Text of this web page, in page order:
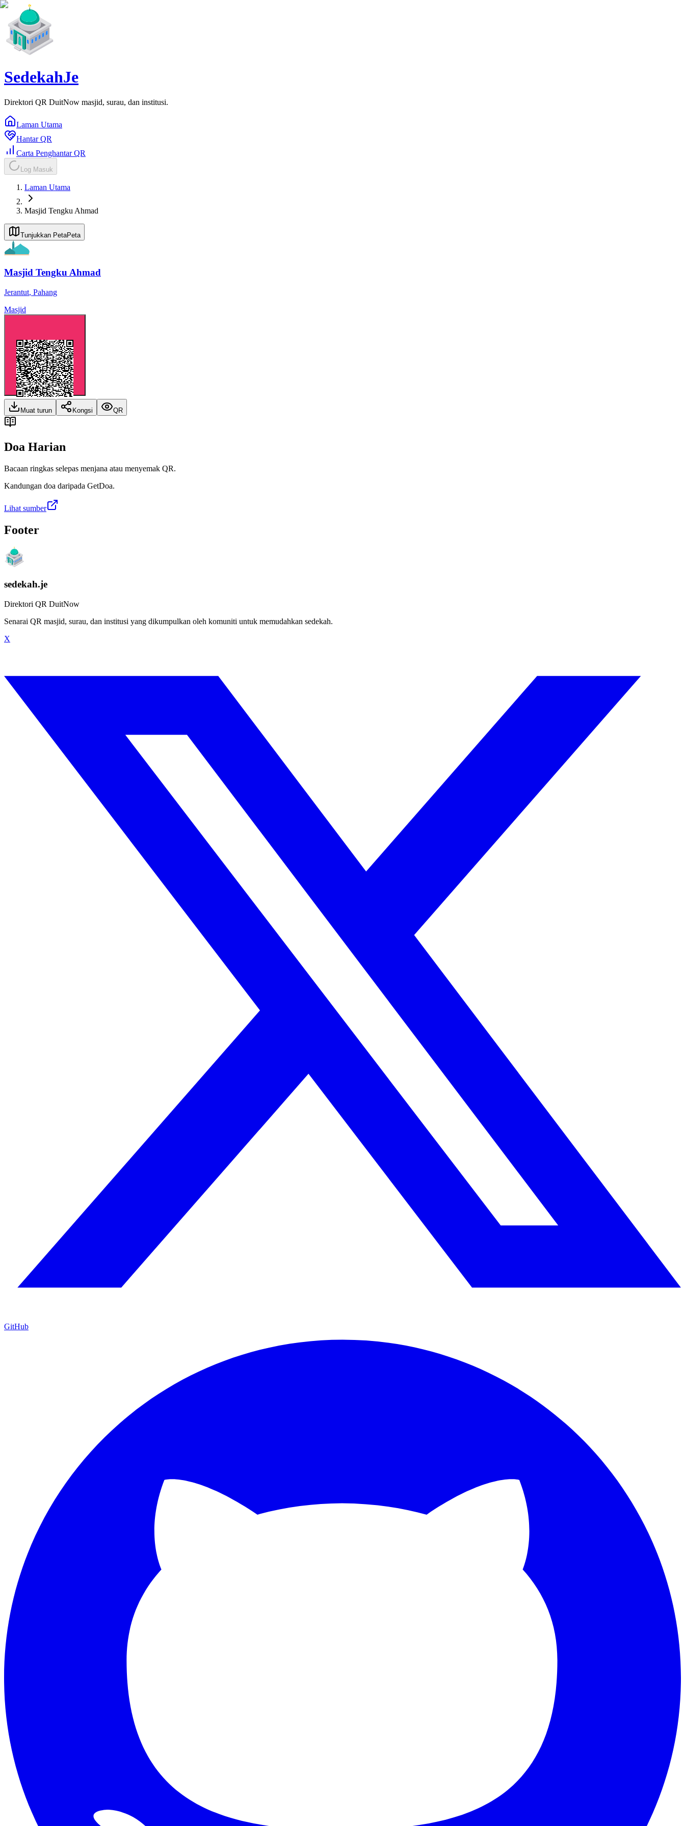
SedekahJe
Direktori QR DuitNow masjid, surau, dan institusi.
Laman Utama
Hantar QR
Carta Penghantar QR
Log Masuk
Laman Utama
Masjid Tengku Ahmad
Tunjukkan PetaPeta
Masjid Tengku Ahmad
Jerantut, Pahang
Masjid
Muat turun Kongsi QR
Doa Harian
Bacaan ringkas selepas menjana atau menyemak QR.
Kandungan doa daripada GetDoa.
Lihat sumber
Footer
sedekah.je
Direktori QR DuitNow
Senarai QR masjid, surau, dan institusi yang dikumpulkan oleh komuniti untuk memudahkan sedekah.
X
GitHub